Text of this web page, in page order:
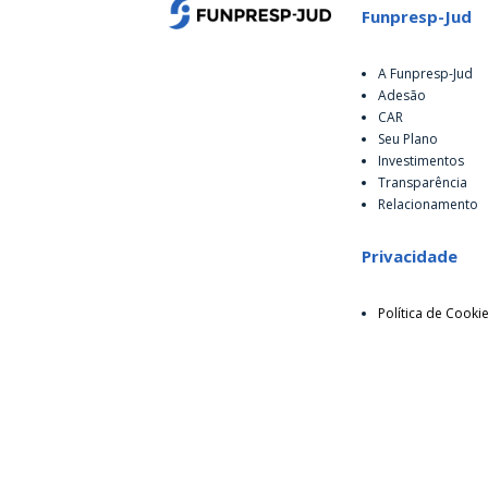
Funpresp-Jud
A Funpresp-Jud
Adesão
CAR
Seu Plano
Investimentos
Transparência
Relacionamento
Privacidade
Política de